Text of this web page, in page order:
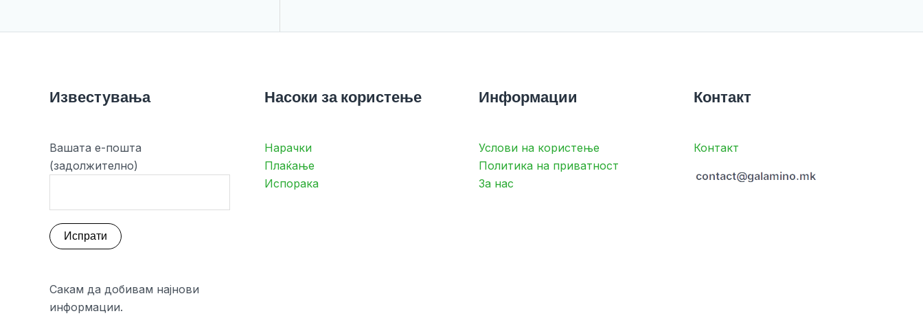
Известувања
Вашата е-пошта
(задолжително)
Сакам да добивам најнови
информации.
Насоки за користење
Нарачки
Плаќање
Испорака
Информации
Услови на користење
Политика на приватност
За нас
Контакт
Контакт